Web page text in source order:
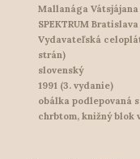
Mallanága Vátsjájana
SPEKTRUM Bratislava
Vydavateľská
strán)
slovenský
1991 (3. vydanie)
obálka podlepovaná
chrbtom, knižný blok